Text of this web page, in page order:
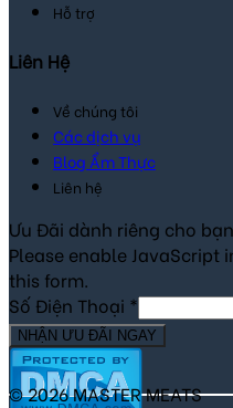
Hỗ trợ
Liên Hệ
Về chúng tôi
Các dịch vụ
Blog Ẩm Thực
Liên hệ
Ưu Đãi dành riêng cho
Please enable
this form.
Số Điện Thoại *
NHẬN ƯU ĐÃI NGAY
© 2026 MASTER MEATS